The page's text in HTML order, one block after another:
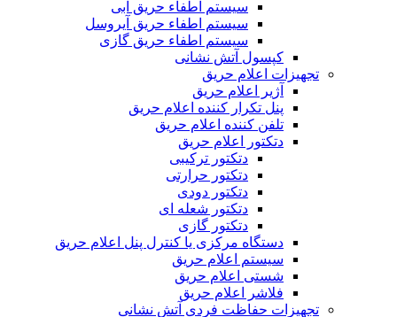
سیستم اطفاء حریق آبی
سیستم اطفاء حریق آیروسل
سیستم اطفاء حریق گازی
کپسول آتش نشانی
تجهیزات اعلام حریق
آژیر اعلام حریق
پنل تکرار کننده اعلام حریق
تلفن کننده اعلام حریق
دتکتور اعلام حریق
دتکتور ترکیبی
دتکتور حرارتی
دتکتور دودی
دتکتور شعله ای
دتکتور گازی
دستگاه مرکزی یا کنترل پنل اعلام حریق
سیستم اعلام حریق
شستی اعلام حریق
فلاشر اعلام حریق
تجهیزات حفاظت فردی آتش نشانی